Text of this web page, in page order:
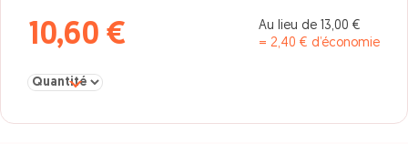
10,60 €
Au lieu de 13,00 €
= 2,40 € d’économie
Sélectionner la quantité pour adulte